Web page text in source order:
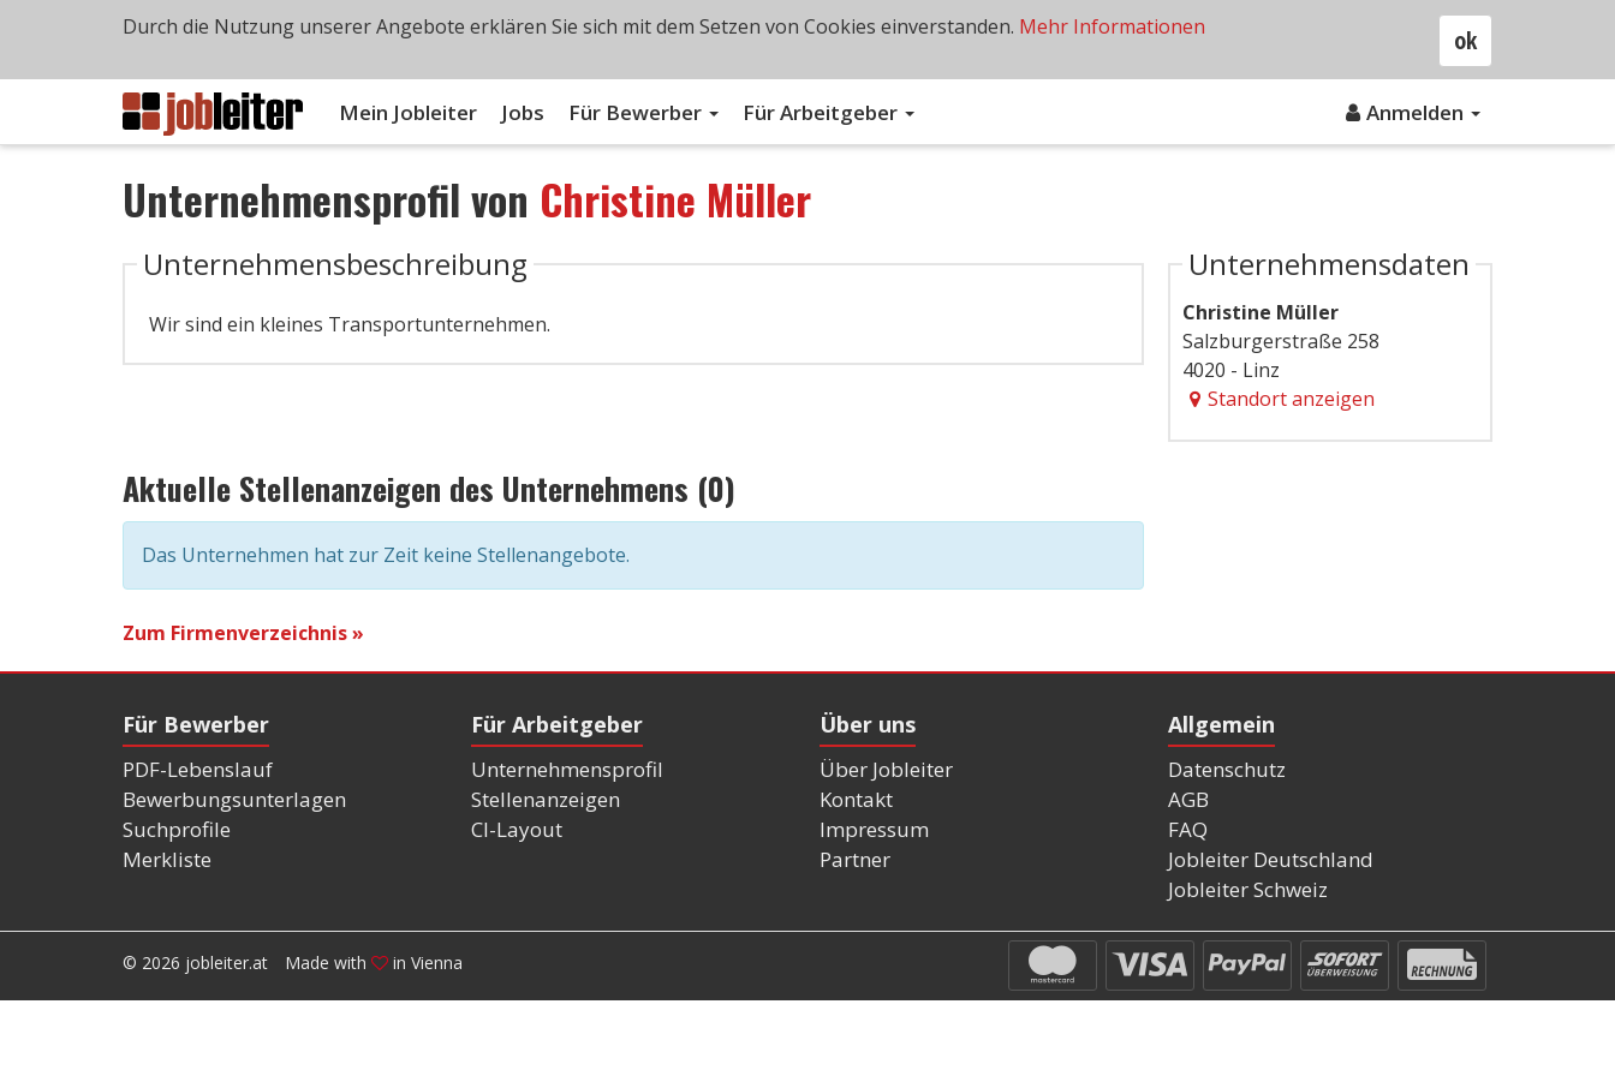
Mein Jobleiter Jobs Für Bewerber Für Arbeitgeber Anmelden
Unternehmensprofil von Christine Müller
Unternehmensbeschreibung
Wir sind ein kleines Transportunternehmen.
Unternehmensdaten
Christine Müller
Salzburgerstraße 258
4020 - Linz
Standort anzeigen
Aktuelle Stellenanzeigen des Unternehmens (0)
Das Unternehmen hat zur Zeit keine Stellenangebote.
Zum Firmenverzeichnis »
Für Bewerber
PDF-Lebenslauf
Bewerbungsunterlagen
Suchprofile
Merkliste
Für Arbeitgeber
Unternehmensprofil
Stellenanzeigen
CI-Layout
Über uns
Über Jobleiter
Kontakt
Impressum
Partner
Allgemein
Datenschutz
AGB
FAQ
Jobleiter Deutschland
Jobleiter Schweiz
© 2026 jobleiter.at Made with in Vienna
ok
Durch die Nutzung unserer Angebote erklären Sie sich mit dem Setzen von Cookies einverstanden. Mehr Informationen